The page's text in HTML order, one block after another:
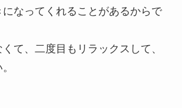
なってくれることがあるからで
て、二度目もリラックスして、